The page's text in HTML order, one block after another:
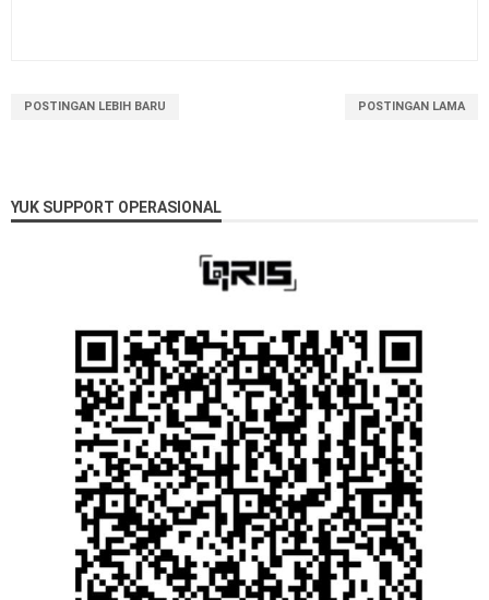
POSTINGAN LEBIH BARU POSTINGAN LAMA
YUK SUPPORT OPERASIONAL